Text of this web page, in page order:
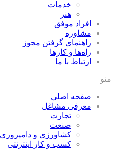
خدمات
هنر
افراد موفق
مشاوره
راهنمای گرفتن مجوز
راه‌ها و كارها
ارتباط با ما
منو
صفحه اصلی
معرفی مشاغل
تجارت
صنعت
كشاورزی و دامپروری
كسب و كار اينترنتی